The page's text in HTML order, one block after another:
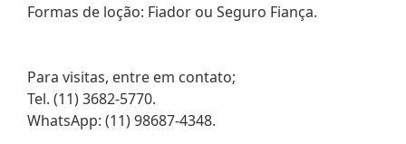
Formas de loção: Fiador ou Seguro Fiança.
Para visitas, entre em contato;
Tel. (11) 3682-5770.
WhatsApp: (11) 98687-4348.